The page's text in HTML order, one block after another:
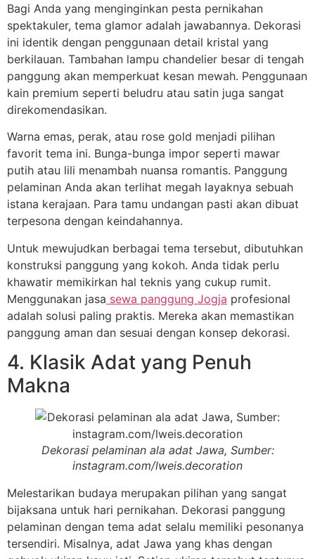
Bagi Anda yang menginginkan pesta pernikahan
spektakuler, tema glamor adalah jawabannya. Dekorasi
ini identik dengan penggunaan detail kristal yang
berkilauan. Tambahan lampu chandelier besar di tengah
panggung akan memperkuat kesan mewah. Penggunaan
kain premium seperti beludru atau satin juga sangat
direkomendasikan.
Warna emas, perak, atau rose gold menjadi pilihan
favorit tema ini. Bunga-bunga impor seperti mawar
putih atau lili menambah nuansa romantis. Panggung
pelaminan Anda akan terlihat megah layaknya sebuah
istana kerajaan. Para tamu undangan pasti akan dibuat
terpesona dengan keindahannya.
Untuk mewujudkan berbagai tema tersebut, dibutuhkan
konstruksi panggung yang kokoh. Anda tidak perlu
khawatir memikirkan hal teknis yang cukup rumit.
Menggunakan jasa sewa panggung Jogja profesional
adalah solusi paling praktis. Mereka akan memastikan
panggung aman dan sesuai dengan konsep dekorasi.
4. Klasik Adat yang Penuh
Makna
Dekorasi pelaminan ala adat Jawa, Sumber:
instagram.com/lweis.decoration
Melestarikan budaya merupakan pilihan yang sangat
bijaksana untuk hari pernikahan. Dekorasi panggung
pelaminan dengan tema adat selalu memiliki pesonanya
tersendiri. Misalnya, adat Jawa yang khas dengan